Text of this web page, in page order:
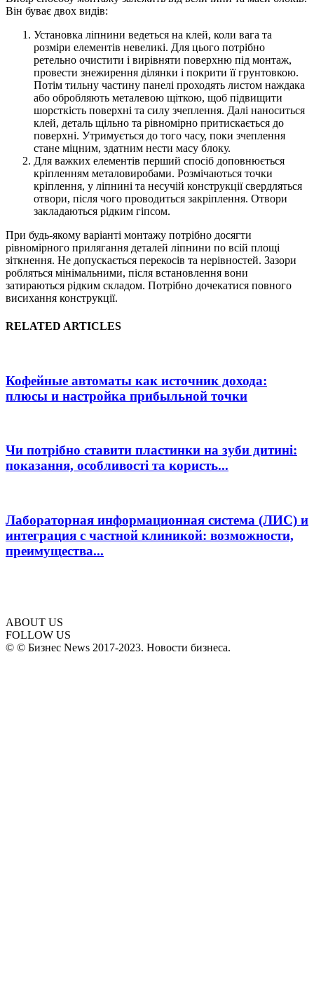
Він буває двох видів:
Установка ліпнини ведеться на клей, коли вага та
розміри елементів невеликі. Для цього потрібно
ретельно очистити і вирівняти поверхню під монтаж,
провести знежирення ділянки і покрити її грунтовкою.
Потім тильну частину панелі проходять листом наждака
або обробляють металевою щіткою, щоб підвищити
шорсткість поверхні та силу зчеплення. Далі наноситься
клей, деталь щільно та рівномірно притискається до
поверхні. Утримується до того часу, поки зчеплення
стане міцним, здатним нести масу блоку.
Для важких елементів перший спосіб доповнюється
кріпленням металовиробами. Розмічаються точки
кріплення, у ліпнині та несучій конструкції свердляться
отвори, після чого проводиться закріплення. Отвори
закладаються рідким гіпсом.
При будь-якому варіанті монтажу потрібно досягти
рівномірного прилягання деталей ліпнини по всій площі
зіткнення. Не допускається перекосів та нерівностей. Зазори
робляться мінімальними, після встановлення вони
затираються рідким складом. Потрібно дочекатися повного
висихання конструкції.
RELATED ARTICLES
Кофейные автоматы как источник дохода:
плюсы и настройка прибыльной точки
Чи потрібно ставити пластинки на зуби дитині:
показання, особливості та користь...
Лабораторная информационная система (ЛИС) и
интеграция с частной клиникой: возможности,
преимущества...
ABOUT US
FOLLOW US
© © Бизнес News 2017-2023. Новости бизнеса.